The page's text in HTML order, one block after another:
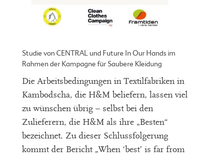
Studie von CENTRAL und Future In Our Hands im
Rahmen der Kampagne für Saubere Kleidung
Die Arbeitsbedingungen in Textilfabriken in
Kambodscha, die H&M beliefern, lassen viel
zu wünschen übrig – selbst bei den
Zulieferern, die H&M als ihre „Besten“
bezeichnet. Zu dieser Schlussfolgerung
kommt der Bericht „When ‘best’ is far from